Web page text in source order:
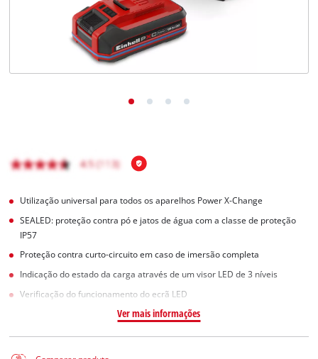
Utilização universal para todos os aparelhos Power X-Change
SEALED: proteção contra pó e jatos de água com a classe de proteção
IP57
Proteção contra curto-circuito em caso de imersão completa
Indicação do estado da carga através de um visor LED de 3 níveis
Verificação do funcionamento do ecrã LED
Ver mais informações